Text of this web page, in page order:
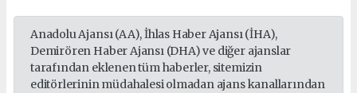
Anadolu Ajansı (AA), İhlas Haber Ajansı (İHA),
Demirören Haber Ajansı (DHA) ve diğer ajanslar
tarafından eklenen tüm haberler, sitemizin
editörlerinin müdahalesi olmadan ajans kanallarından